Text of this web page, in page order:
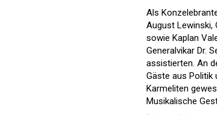
Als
August Lewinski,
sowie Kaplan
Generalvikar Dr.
assistierten. An
Gäste aus Politik
Karmeliten
Musikalische